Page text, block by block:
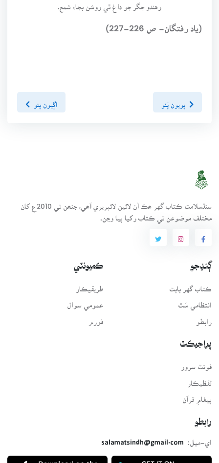
رهندو جگر جو داغ ٿي روشن بجاءِ شمع.
(ياد رفتگان- ص 226-227)
اڳيون پنو
سنڌسلامت ڪتاب گهر ھڪ آن لائين لائبريري آھي، جنھن تي 2010ع کان
مختلف موضوعن تي ڪتاب رکيا پيا وڃن.
ڳنڍجو
ڪتاب گهر بابت
انتظامي سَٿ
رابطو
ڪميونٽي
طريقيڪار
عمومي سوال
فورم
پراجيڪٽ
فونٽ سرور
لفظيڪار
پيغامِ قرآن
رابطو
اي-ميل:
salamatsindh@gmail.com